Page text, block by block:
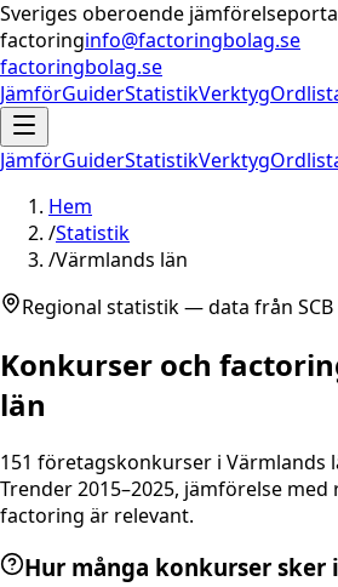
Sveriges oberoende
factoringinfo@factoringbolag.se
factoringbolag.se
JämförGuiderStatistikVerktyg
JämförGuiderStatistikVerktyg
Hem
/Statistik
/Värmlands län
Regional statistik — data från SCB
Konkurser och
län
151 företagskonkurser i Värmlands
Trender 2015–2025, jämförelse
factoring är relevant.
Hur många konkurser sker